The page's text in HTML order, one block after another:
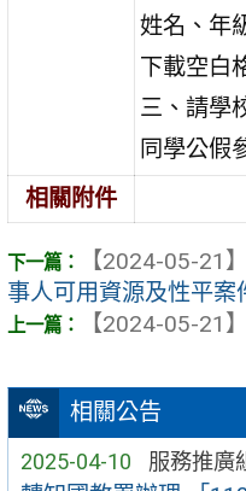
相關公告
2025-04-10 服務推廣
姓名、年
下載空白
三、請學
同學公假
相關附件
【2024-05-21】
事人可用資源及性平
【2024-05-21】